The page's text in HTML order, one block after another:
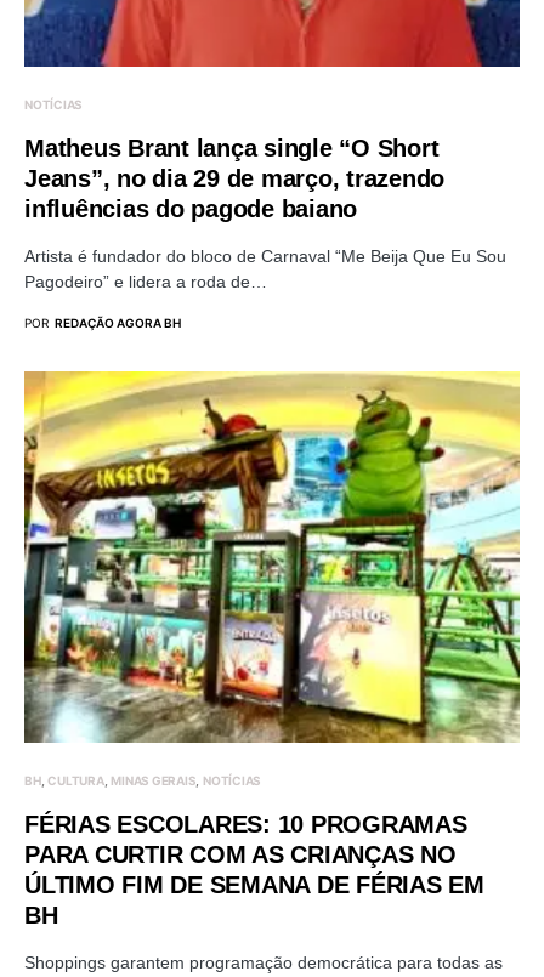
NOTÍCIAS
Matheus Brant lança single “O Short
Jeans”, no dia 29 de março, trazendo
influências do pagode baiano
Artista é fundador do bloco de Carnaval “Me Beija Que Eu Sou
Pagodeiro” e lidera a roda de…
POR REDAÇÃO AGORA BH
BH CULTURA MINAS GERAIS NOTÍCIAS
FÉRIAS ESCOLARES: 10 PROGRAMAS
PARA CURTIR COM AS CRIANÇAS NO
ÚLTIMO FIM DE SEMANA DE FÉRIAS EM
BH
Shoppings garantem programação democrática para todas as